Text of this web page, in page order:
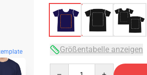
Größentabelle anzeigen